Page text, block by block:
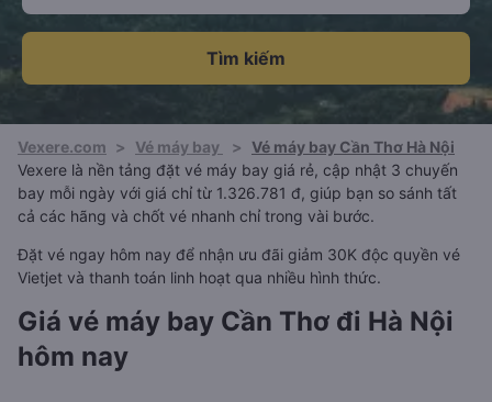
Tìm kiếm
Vexere.com > Vé máy bay > Vé máy bay Cần Thơ Hà Nội
Vexere là nền tảng đặt vé máy bay giá rẻ, cập nhật 3 chuyến
bay mỗi ngày với giá chỉ từ 1.326.781 đ, giúp bạn so sánh tất
cả các hãng và chốt vé nhanh chỉ trong vài bước.
Đặt vé ngay hôm nay để nhận ưu đãi giảm 30K độc quyền vé
Vietjet và thanh toán linh hoạt qua nhiều hình thức.
Giá vé máy bay Cần Thơ đi Hà Nội
hôm nay